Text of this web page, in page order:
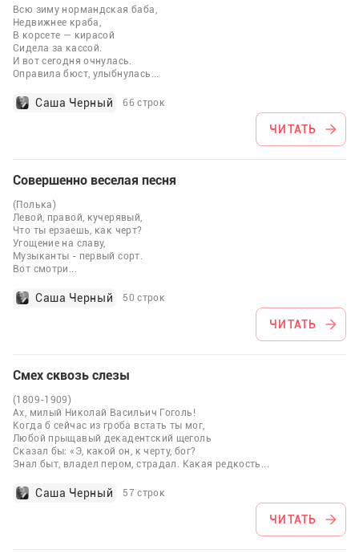
Всю зиму нормандская баба,
Недвижнее краба,
В корсете — кирасой
Сидела за кассой.
И вот сегодня очнулась.
Оправила бюст, улыбнулась ...
Саша Черный 66 строк
ЧИТАТЬ
Совершенно веселая песня
(Полька)
Левой, правой, кучерявый,
Что ты ерзаешь, как черт?
Угощение на славу,
Музыканты - первый сорт.
Вот смотри ...
Саша Черный 50 строк
ЧИТАТЬ
Смех сквозь слезы
(1809-1909)
Ах, милый Николай Васильич Гоголь!
Когда б сейчас из гроба встать ты мог,
Любой прыщавый декадентский щеголь
Сказал бы: «Э, какой он, к черту, бог?
Знал быт, владел пером, страдал. Какая редкость ...
Саша Черный 57 строк
ЧИТАТЬ